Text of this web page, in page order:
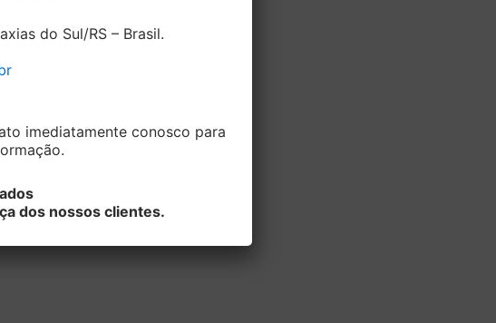
do Sul/RS – Brasil.
imediatamente conosco para
dos nossos clientes.